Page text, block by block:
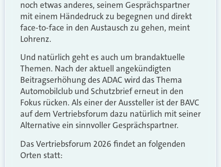
noch etwas anderes, seinem Gesprächspartner
mit einem Händedruck zu begegnen und direkt
face-to-face in den Austausch zu gehen, meint
Lohrenz.
Und natürlich geht es auch um brandaktuelle
Themen. Nach der aktuell angekündigten
Beitragserhöhung des ADAC wird das Thema
Automobilclub und Schutzbrief erneut in den
Fokus rücken. Als einer der Aussteller ist der BAVC
auf dem Vertriebsforum dazu natürlich mit seiner
Alternative ein sinnvoller Gesprächspartner.
Das Vertriebsforum 2026 findet an folgenden
Orten statt: